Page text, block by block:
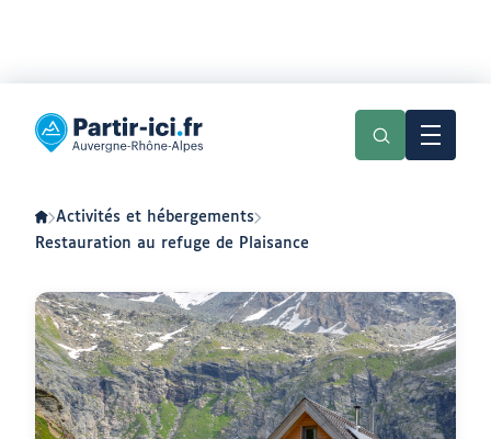
menu
contenu
Partir
ici
en
Auvergne-
Rhône-
Activités et hébergements
Restauration au refuge de Plaisance